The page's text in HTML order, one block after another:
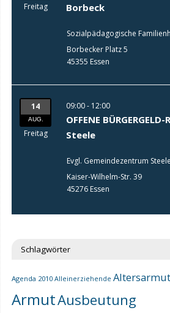
Freitag
Borbeck
Sozialpädagogische
Borbecker Platz 5
45355 Essen
14
AUG.
Freitag
09:00 - 12:00
OFFENE
Steele
Evgl. Gemeindezentrum Steele
Kaiser-Wilhelm-Str. 39
45276 Essen
Schlagwörter
Agenda 2010 Alleinerziehende Altersarmut
ArmutAusbeutung